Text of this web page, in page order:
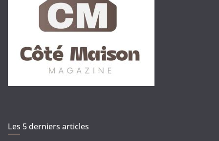
Les 5 derniers articles